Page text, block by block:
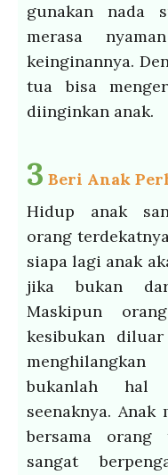
gunakan nada
merasa
keinginannya.
tua bisa
diinginkan anak.
3 Beri Anak
Hidup anak
orang
siapa lagi anak
jika bukan
Maskipun
kesibukan
bukanlah hal
seenaknya.
bersama
sangat